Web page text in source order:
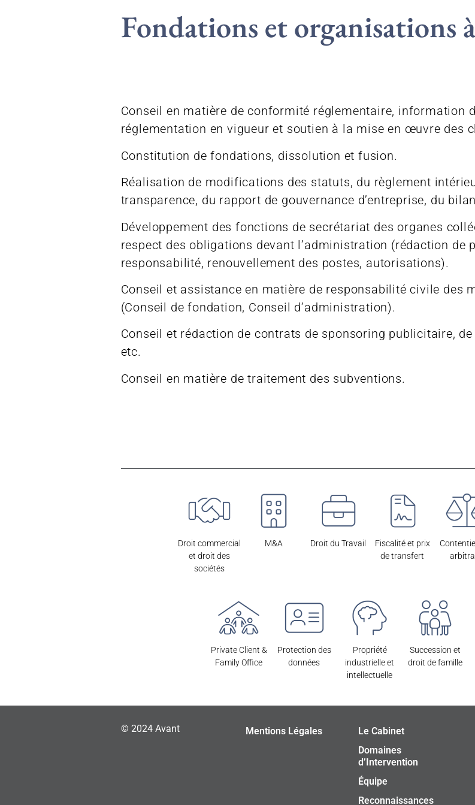
Fondations et
Conseil en matière de conformité réglementaire, information
réglementation en vigueur et soutien à la mise en œuvre des
Constitution de fondations, dissolution et fusion.
Réalisation de modifications des statuts, du règlement
transparence, du rapport de gouvernance d’entreprise, du
Développement des fonctions de secrétariat des organes
respect des obligations devant l’administration (rédaction de
responsabilité, renouvellement des postes, autorisations).
Conseil et assistance en matière de responsabilité civile des
(Conseil de fondation, Conseil d’administration).
Conseil et rédaction de contrats de sponsoring publicitaire,
etc.
Conseil en matière de traitement des subventions.
Droit commercial
et droit des
sociétés
M&A Droit du Travail
Fiscalité et prix
de transfert
Private Client &
Family Office
Protection des
données
Propriété
industrielle et
intellectuelle
Succession et
droit de famille
© 2024 Avant Mentions Légales
Le Cabinet
Domaines
d’Intervention
Équipe
Reconnaissances